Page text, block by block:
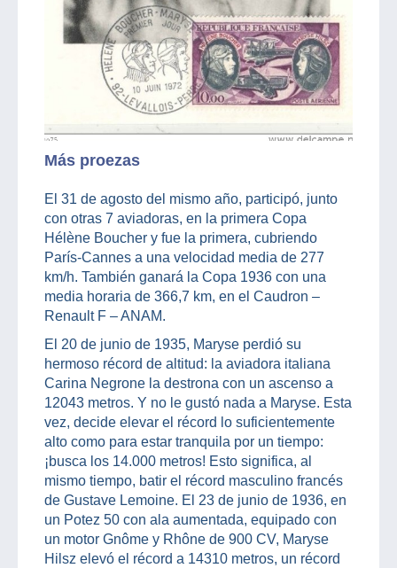
Más proezas
El 31 de agosto del mismo año, participó, junto
con otras 7 aviadoras, en la primera Copa
Hélène Boucher y fue la primera, cubriendo
París-Cannes a una velocidad media de 277
km/h. También ganará la Copa 1936 con una
media horaria de 366,7 km, en el Caudron –
Renault F – ANAM.
El 20 de junio de 1935, Maryse perdió su
hermoso récord de altitud: la aviadora italiana
Carina Negrone la destrona con un ascenso a
12043 metros. Y no le gustó nada a Maryse. Esta
vez, decide elevar el récord lo suficientemente
alto como para estar tranquila por un tiempo:
¡busca los 14.000 metros! Esto significa, al
mismo tiempo, batir el récord masculino francés
de Gustave Lemoine. El 23 de junio de 1936, en
un Potez 50 con ala aumentada, equipado con
un motor Gnôme y Rhône de 900 CV, Maryse
Hilsz elevó el récord a 14310 metros, un récord